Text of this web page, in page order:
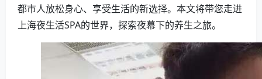
都市人放松身心、享受生活的新选择。本文将带您走进
上海夜生活SPA的世界，探索夜幕下的养生之旅。